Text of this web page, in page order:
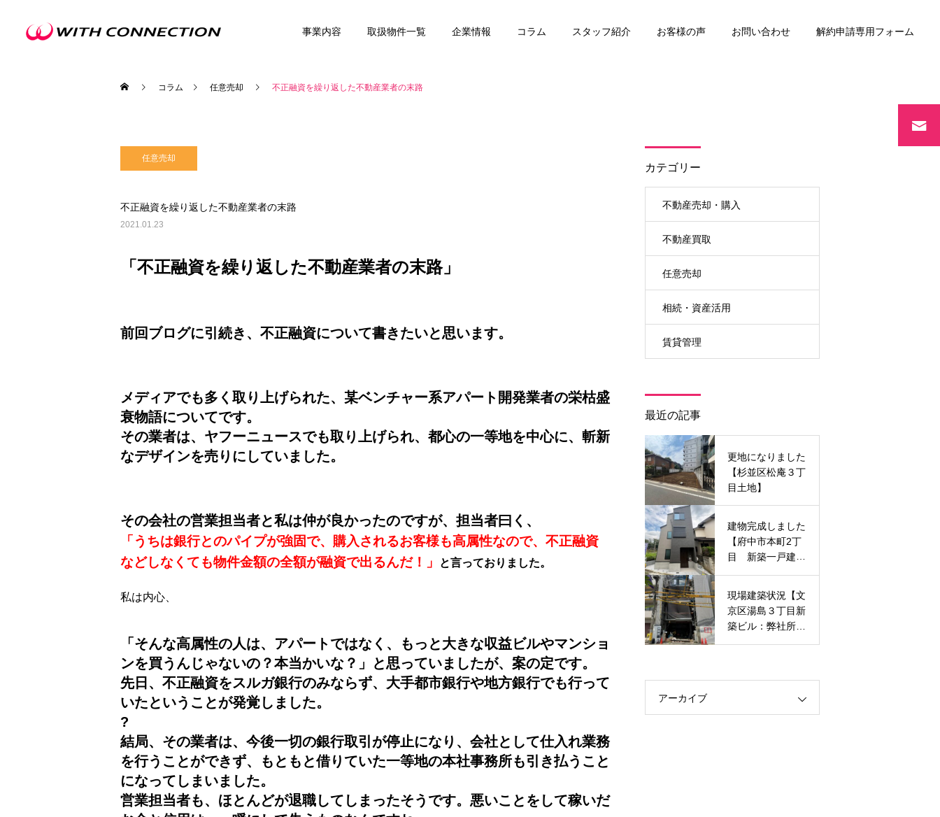
事業内容 取扱物件一覧 企業情報 コラム スタッフ紹介 お客様の声 お問い合わせ 解約申請専用フォーム
コラム 任意売却 不正融資を繰り返した不動産業者の末路
任意売却
不正融資を繰り返した不動産業者の末路
2021.01.23
「不正融資を繰り返した不動産業者の末路」
前回ブログに引続き、不正融資について書きたいと思います。
メディアでも多く取り上げられた、某ベンチャー系アパート開発業者の栄枯盛
衰物語についてです。
その業者は、ヤフーニュースでも取り上げられ、都心の一等地を中心に、斬新
なデザインを売りにしていました。
その会社の営業担当者と私は仲が良かったのですが、担当者曰く、
「うちは銀行とのパイプが強固で、購入されるお客様も高属性なので、不正融資
などしなくても物件金額の全額が融資で出るんだ！」
と言っておりました。
私は内心、
「そんな高属性の人は、アパートではなく、もっと大きな収益ビルやマンショ
ンを買うんじゃないの？本当かいな？」と思っていましたが、案の定です。
先日、不正融資をスルガ銀行のみならず、大手都市銀行や地方銀行でも行って
いたということが発覚しました。
?
結局、その業者は、今後一切の銀行取引が停止になり、会社として仕入れ業務
を行うことができず、もともと借りていた一等地の本社事務所も引き払うこと
になってしまいました。
営業担当者も、ほとんどが退職してしまったそうです。悪いことをして稼いだ
カテゴリー
不動産売却・購入
不動産買取
任意売却
相続・資産活用
賃貸管理
最近の記事
更地になりました
【杉並区松庵３丁
目土地】
建物完成しました
【府中市本町2丁
目 新築一戸建
現場建築状況【文
京区湯島３丁目新
築ビル：弊社所
アーカイブ